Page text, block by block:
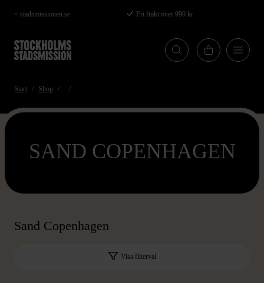
Hoppa
till
huvudinnehåll
< stadsmissionen.se Fri frakt över 990 kr
Start Shop
SAND COPENHAGEN
Sand Copenhagen
Visa filterval